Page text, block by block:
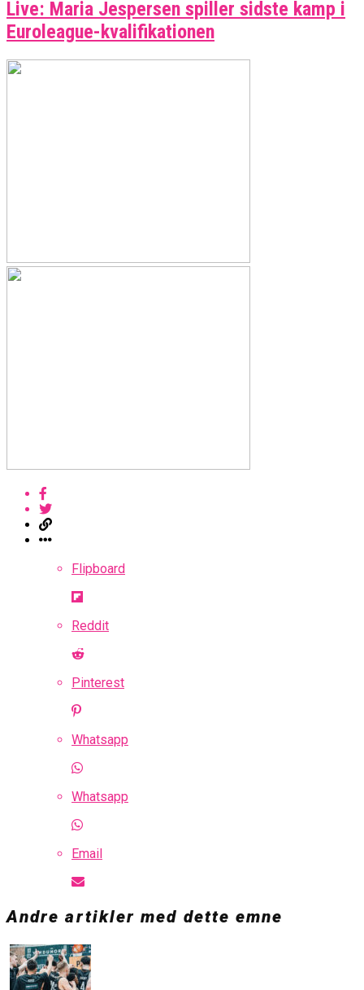
Live: Maria Jespersen spiller sidste kamp i
Euroleague-kvalifikationen
Flipboard
Reddit
Pinterest
Whatsapp
Whatsapp
Email
Andre artikler med dette emne